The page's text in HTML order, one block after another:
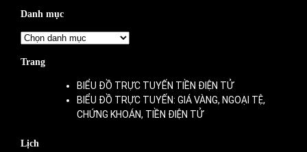
Danh mục
Danh
Trang
BIỂU ĐỒ TRỰC TUYẾN TIỀN ĐIỆN TỬ
BIỂU ĐỒ TRỰC TUYẾN: GIÁ VÀNG, NGOẠI TỆ,
CHỨNG KHOÁN, TIỀN ĐIỆN TỬ
Lịch